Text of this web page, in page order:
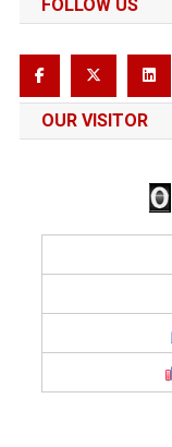
FOLLOW US
OUR VISITOR